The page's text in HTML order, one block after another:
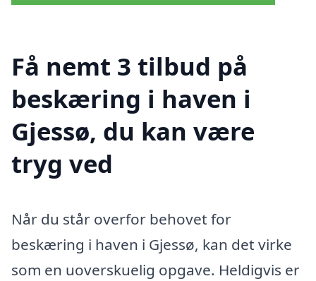
Få nemt 3 tilbud på
beskæring i haven i
Gjessø, du kan være
tryg ved
Når du står overfor behovet for
beskæring i haven i Gjessø, kan det virke
som en uoverskuelig opgave. Heldigvis er